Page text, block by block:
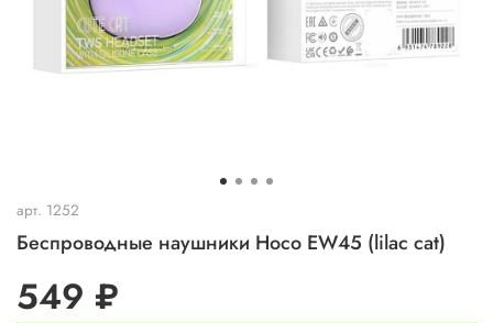
арт. 1252
Беспроводные наушники Hoco EW45 (lilac cat)
549 ₽